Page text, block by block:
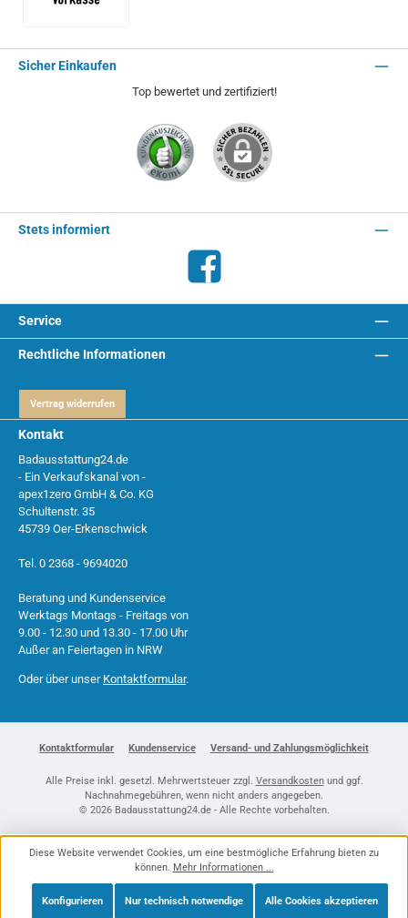
Sicher Einkaufen
Top bewertet und zertifiziert!
Stets informiert
Facebook
Kontakt
Badausstattung24.de
- Ein Verkaufskanal von -
apex1zero GmbH & Co. KG
Schultenstr. 35
45739 Oer-Erkenschwick
Tel. 0 2368 - 9694020
Beratung und Kundenservice
Werktags Montags - Freitags von
9.00 - 12.30 und 13.30 - 17.00 Uhr
Außer an Feiertagen in NRW
Oder über unser Kontaktformular.
Service
Rechtliche Informationen
Vertrag widerrufen
Kontaktformular Kundenservice Versand- und Zahlungsmöglichkeit
Alle Preise inkl. gesetzl. Mehrwertsteuer zzgl. Versandkostenund ggf.
Nachnahmegebühren, wenn nicht anders angegeben.
© 2026 Badausstattung24.de - Alle Rechte vorbehalten.
Diese Website verwendet Cookies, um eine bestmögliche Erfahrung bieten zu
können. Mehr Informationen ...
Nur technisch notwendige
Konfigurieren Alle Cookies akzeptieren